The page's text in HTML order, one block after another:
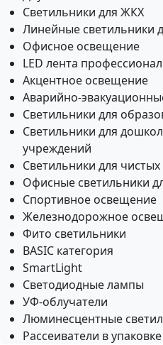
Светильники для ЖКХ
Линейные светильники
Офисное освещение
LED лента
Акцентное освещение
Аварийно-
Светильники для
Светильники для
учреждений
Светильники для
Офисные светильники
Спортивное освещение
Железнодорожное
Фито светильники
BASIC категория
SmartLight
Светодиодные лампы
УФ-облучатели
Люминесцентные
Рассеиватели в упаковке